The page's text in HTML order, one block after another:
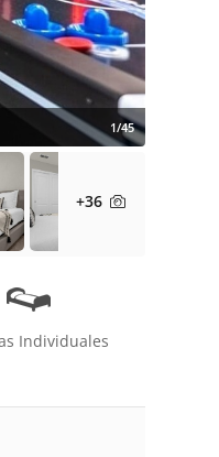
1/45
+36
Individuales